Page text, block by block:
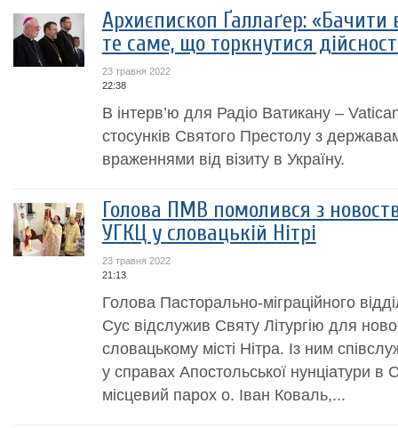
Архиєпископ Ґаллаґер: «Бачити
те саме, що торкнутися
23 травня 2022
22:38
В інтерв’ю для Радіо Ватикану –
стосунків Святого Престолу з
враженнями від візиту в Україну.
Голова ПМВ помолився з
УГКЦ у словацькій Нітрі
23 травня 2022
21:13
Голова Пасторально-міграційного
Сус відслужив Святу Літургію для
словацькому місті Нітра. Із ним
у справах Апостольської нунціатури в
місцевий парох о. Іван Коваль,...